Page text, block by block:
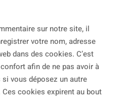
sur notre site, il
votre nom, adresse
dans des cookies. C’est
afin de ne pas avoir à
vous déposez un autre
cookies expirent au bout